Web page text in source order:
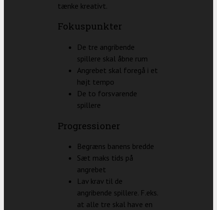
tænke kreativt.
Fokuspunkter
De tre angribende
spillere skal åbne rum
Angrebet skal foregå i et
højt tempo
De to forsvarende
spillere
Progressioner
Begræns banens bredde
Sæt maks tids på
angrebet
Lav krav til de
angribende spillere. F.eks.
at alle tre skal have en